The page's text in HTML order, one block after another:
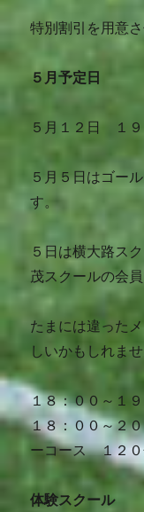
特別割引を用意
５月予定日
５月１２日 １
５月５日はゴー
す。
５日は横大路ス
茂スクールの会
たまには違った
しいかもしれませ
１８：００～１
１８：００～２
ーコース １２
体験スクール